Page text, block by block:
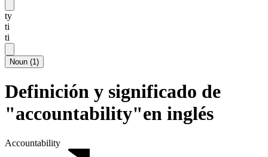
ty
ti
ti
Noun (1)
Definición y significado de
"accountability"en inglés
Accountability